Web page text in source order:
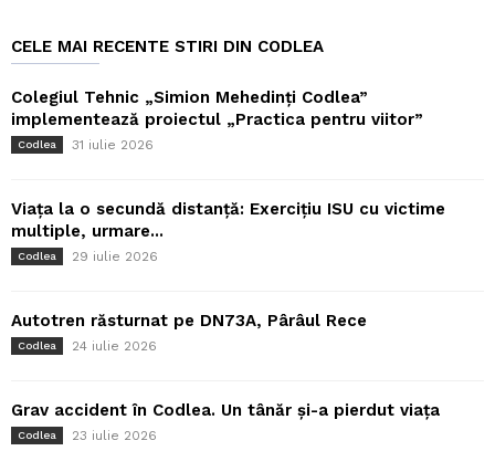
CELE MAI RECENTE STIRI DIN CODLEA
Colegiul Tehnic „Simion Mehedinți Codlea”
implementează proiectul „Practica pentru viitor”
Codlea 31 iulie 2026
Viața la o secundă distanță: Exercițiu ISU cu victime
multiple, urmare...
Codlea 29 iulie 2026
Autotren răsturnat pe DN73A, Pârâul Rece
Codlea 24 iulie 2026
Grav accident în Codlea. Un tânăr și-a pierdut viața
Codlea 23 iulie 2026